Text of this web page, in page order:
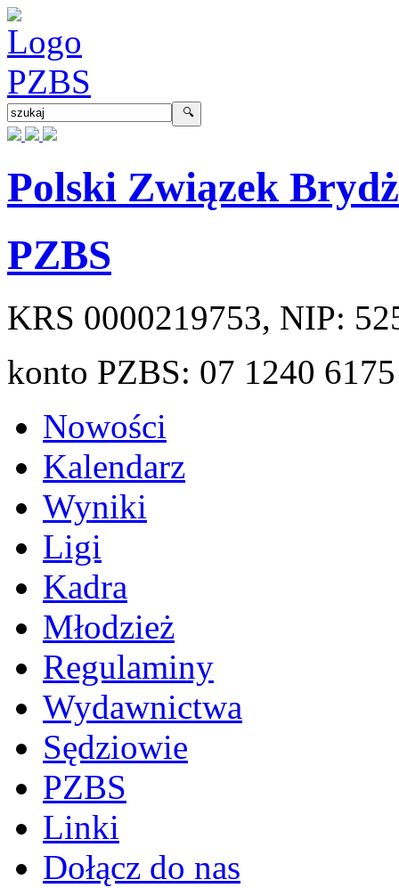
Polski Związek
PZBS
KRS 0000219753, NIP:
konto PZBS: 07 1240
Nowości
Kalendarz
Wyniki
Ligi
Kadra
Młodzież
Regulaminy
Wydawnictwa
Sędziowie
PZBS
Linki
Dołącz do nas